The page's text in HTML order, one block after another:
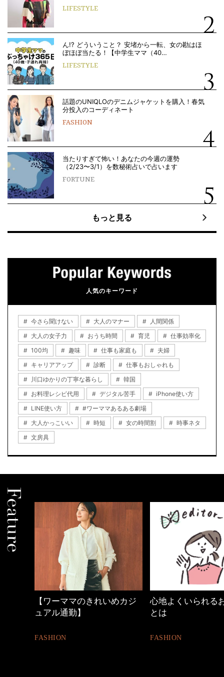
LIFESTYLE
ん!? どういうこと？ 安堵から一転、女の勘はほ
ぼほぼ当たる！【中学生ママ（40…
LIFESTYLE
話題のUNIQLOのデニムジャケットを購入！春気
分投入のコーディネート
FASHION
当たりすぎて怖い！あなたの今週の運勢
（2/23〜3/1）を数秘術占いで占います
FORTUNE
もっと見る
人気のキーワード
今さら聞けない 大人のマナー
人間関係
大人の女子力
おうち時間 育児
仕事効率化
100均
趣味 仕事も家庭も
夫婦
キャリアアップ
診断
仕事もおしゃれも
川口ゆかりの丁寧な暮らし
韓国
お料理レシピ代用
デジタル苦手
iPhone使い方
LINE使い方
#ワーママあるある劇場
大人かっこいい
時短 女の時間割
時事ネタ
文房具
【ワーママのきれいめカジ
ュアル通勤】
FASHION
心地よくいられる
とは
FASHION